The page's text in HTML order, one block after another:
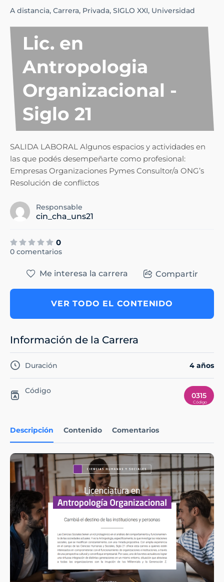
A distancia, Carrera, Privada, SIGLO XXI, Universidad
Lic. en
Antropologia
Organizacional -
Siglo 21
SALIDA LABORAL Algunos espacios y actividades en
las que podés desempeñarte como profesional:
Empresas Organizaciones Pymes Consultor/a ONG’s
Resolución de conflictos
Responsable
cin_cha_uns21
0
0 comentarios
Descripción Contenido Comentarios
Me interesa la carrera Compartir
VER TODO EL CONTENIDO
Información de la Carrera
Duración 4 años
Código
0315